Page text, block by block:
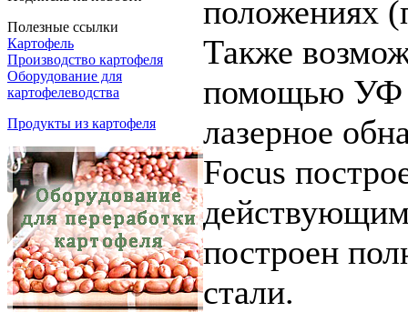
Полезные ссылки
Картофель
Производство картофеля
Оборудование для
картофелеводства
Продукты из картофеля
положениях
Также
помощью УФ
лазерное
Focus
построен
стали.